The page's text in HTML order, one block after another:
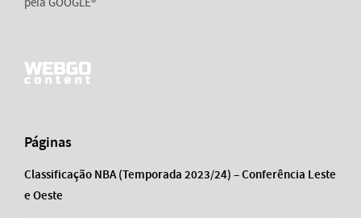
Páginas
Classificação NBA (Temporada 2023/24) – Conferência Leste
e Oeste